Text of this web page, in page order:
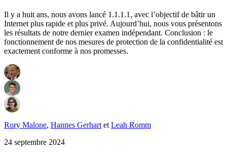
Il y a huit ans, nous avons lancé 1.1.1.1, avec l’objectif de bâtir un
Internet plus rapide et plus privé. Aujourd’hui, nous vous présentons
les résultats de notre dernier examen indépendant. Conclusion : le
fonctionnement de nos mesures de protection de la confidentialité est
exactement conforme à nos promesses.
Rory Malone, Hannes Gerhart et Leah Romm
24 septembre 2024